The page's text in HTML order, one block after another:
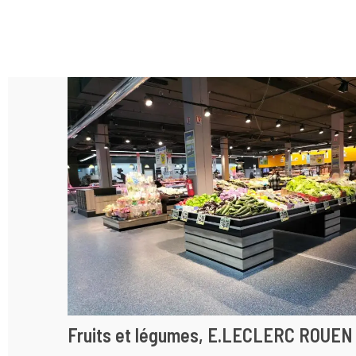
Fruits et légumes, E.LECLERC